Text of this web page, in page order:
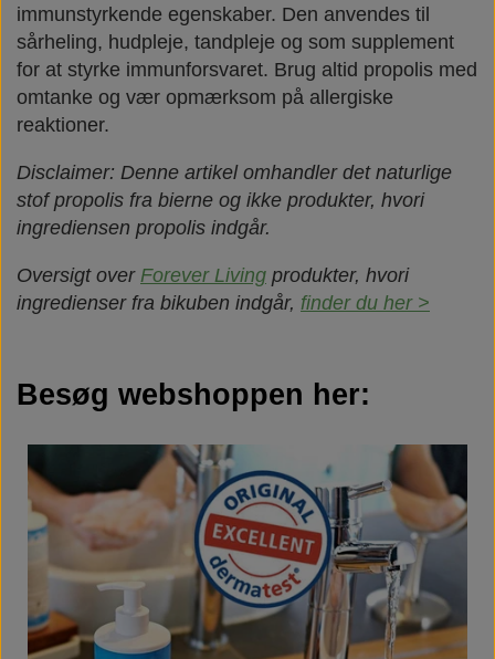
immunstyrkende egenskaber. Den anvendes til
sårheling, hudpleje, tandpleje og som supplement
for at styrke immunforsvaret. Brug altid propolis med
omtanke og vær opmærksom på allergiske
reaktioner.
Disclaimer: Denne artikel omhandler det naturlige
stof propolis fra bierne og ikke produkter, hvori
ingrediensen propolis indgår.
Oversigt over Forever Living produkter, hvori
ingredienser fra bikuben indgår, finder du her >
Besøg webshoppen her: